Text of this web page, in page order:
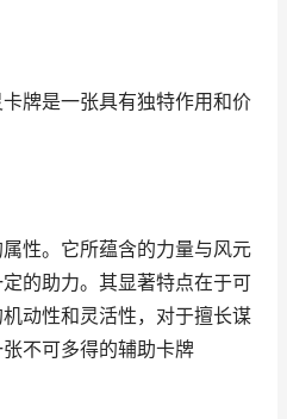
牌是一张具有独特作用和价
性。它所蕴含的力量与风元
的助力。其显著特点在于可
动性和灵活性，对于擅长谋
不可多得的辅助卡牌